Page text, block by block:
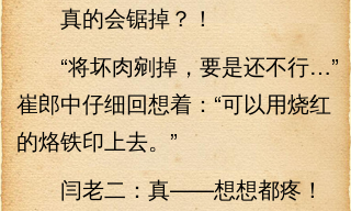
真的会锯掉？！
“将坏肉剜掉，要是还不行…”
崔郎中仔细回想着：“可以用烧红
的烙铁印上去。”
闫老二：真——想想都疼！